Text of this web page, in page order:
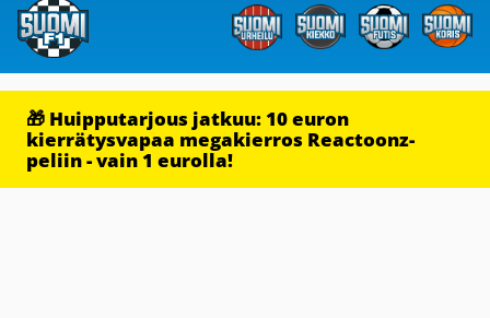
🎁 Huipputarjous jatkuu: 10 euron
kierrätysvapaa megakierros Reactoonz-
peliin - vain 1 eurolla!